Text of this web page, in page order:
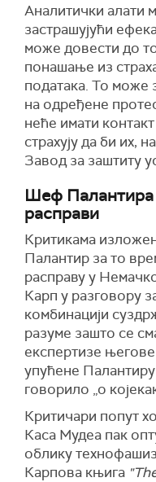
Аналитички алати
застрашујући
може довести до
понашање из
података. То може
на одређене
неће имати
страхују да би их,
Завод за заштиту
Шеф Палантира
расправи
Критикама
Палантир за то
расправу у
Карп у разговору
комбинацији
разуме зашто се
експертизе
упућене
говорило „о
Критичари попут
Каса Мудеа пак
облику
Карпова књига